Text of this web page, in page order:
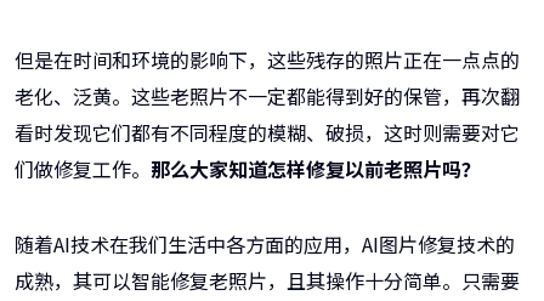
但是在时间和环境的影响下，这些残存的照片正在一点点的
老化、泛黄。这些老照片不一定都能得到好的保管，再次翻
看时发现它们都有不同程度的模糊、破损，这时则需要对它
们做修复工作。 那么大家知道怎样修复以前老照片吗？
随着AI技术在我们生活中各方面的应用，AI图片修复技术的
成熟，其可以智能修复老照片，且其操作十分简单。只需要